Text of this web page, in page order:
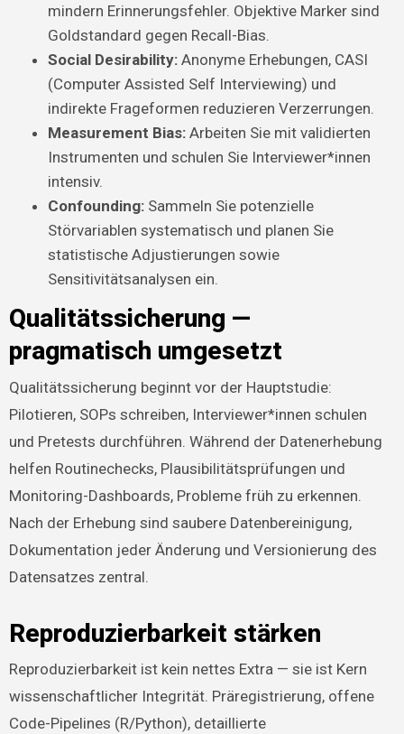
mindern Erinnerungsfehler. Objektive Marker sind
Goldstandard gegen Recall-Bias.
Social Desirability: Anonyme Erhebungen, CASI
(Computer Assisted Self Interviewing) und
indirekte Frageformen reduzieren Verzerrungen.
Measurement Bias: Arbeiten Sie mit validierten
Instrumenten und schulen Sie Interviewer*innen
intensiv.
Confounding: Sammeln Sie potenzielle
Störvariablen systematisch und planen Sie
statistische Adjustierungen sowie
Sensitivitätsanalysen ein.
Qualitätssicherung —
pragmatisch umgesetzt
Qualitätssicherung beginnt vor der Hauptstudie:
Pilotieren, SOPs schreiben, Interviewer*innen schulen
und Pretests durchführen. Während der Datenerhebung
helfen Routinechecks, Plausibilitätsprüfungen und
Monitoring-Dashboards, Probleme früh zu erkennen.
Nach der Erhebung sind saubere Datenbereinigung,
Dokumentation jeder Änderung und Versionierung des
Datensatzes zentral.
Reproduzierbarkeit stärken
Reproduzierbarkeit ist kein nettes Extra — sie ist Kern
wissenschaftlicher Integrität. Präregistrierung, offene
Code-Pipelines (R/Python), detaillierte